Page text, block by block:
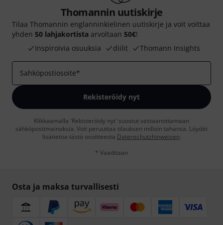
Thomannin uutiskirje
Tilaa Thomannin englanninkielinen uutiskirje ja voit voittaa
yhden 50 lahjakortista arvoltaan 50€!
Inspiroivia osuuksia
diilit Thomann Insights
Sahköpostiosoite*
Rekisteröidy nyt
Klikkaamalla 'Rekisteröidy nyt' suostut vastaanottamaan
sähköpostimainoksia. Voit peruuttaa tilauksen milloin tahansa. Löydät
lisätietoa tästä osoitteesta Datenschutzhinweisen.
* Vaaditaan
Osta ja maksa turvallisesti